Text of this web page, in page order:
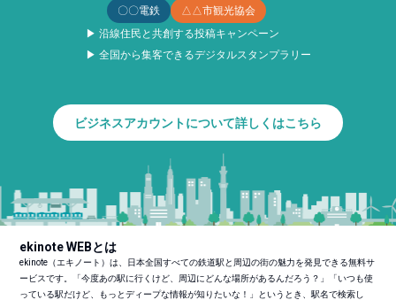
〇〇電鉄
△△市観光協会
▶ 沿線住民と共創する投稿キャンペーン
▶ 全国から集客できるデジタルスタンプラリー
ビジネスアカウントについて詳しくはこちら
ekinote WEBとは
ekinote（エキノート）は、日本全国すべての鉄道駅と周辺の街の魅力を発見できる無料サ
ービスです。「今度あの駅に行くけど、周辺にどんな場所があるんだろう？」「いつも使
っている駅だけど、もっとディープな情報が知りたいな！」というとき、駅名で検索し